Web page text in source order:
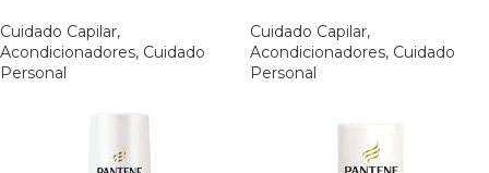
Cuidado Capilar,
Acondicionadores, Cuidado
Personal
Cuidado Capilar,
Acondicionadores, Cuidado
Personal